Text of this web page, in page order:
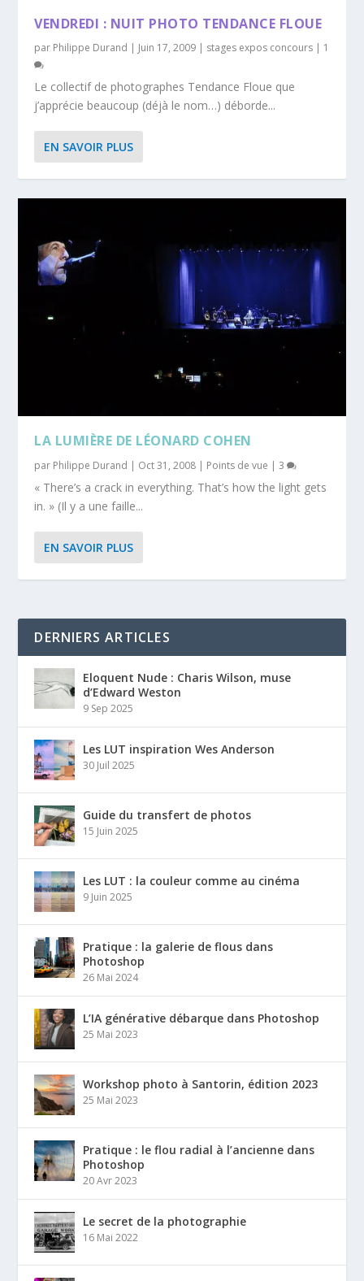
VENDREDI : NUIT PHOTO TENDANCE FLOUE
par Philippe Durand | Juin 17, 2009 | stages expos concours | 1
Le collectif de photographes Tendance Floue que
j’apprécie beaucoup (déjà le nom…) déborde...
EN SAVOIR PLUS
LA LUMIÈRE DE LÉONARD COHEN
par Philippe Durand | Oct 31, 2008 | Points de vue |3
« There’s a crack in everything. That’s how the light gets
in. » (Il y a une faille...
EN SAVOIR PLUS
DERNIERS ARTICLES
Eloquent Nude : Charis Wilson, muse
d’Edward Weston
9 Sep 2025
Les LUT inspiration Wes Anderson
30 Juil 2025
Guide du transfert de photos
15 Juin 2025
Les LUT : la couleur comme au cinéma
9 Juin 2025
Pratique : la galerie de flous dans
Photoshop
26 Mai 2024
L’IA générative débarque dans Photoshop
25 Mai 2023
Workshop photo à Santorin, édition 2023
25 Mai 2023
Pratique : le flou radial à l’ancienne dans
Photoshop
20 Avr 2023
Le secret de la photographie
16 Mai 2022